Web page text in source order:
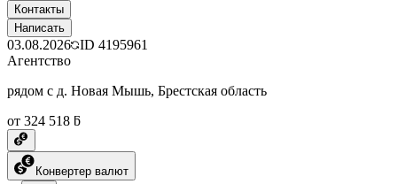
Контакты
Написать
03.08.2026 ID 4195961
Агентство
рядом с д. Новая Мышь, Брестская область
от 324 518 ƃ
Конвертер валют